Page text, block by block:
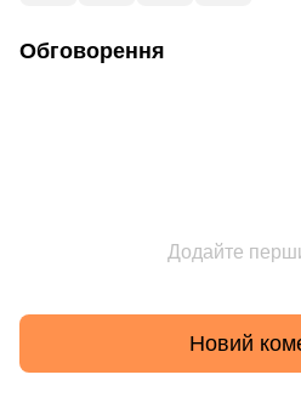
Обговорення
Додайте
Новий